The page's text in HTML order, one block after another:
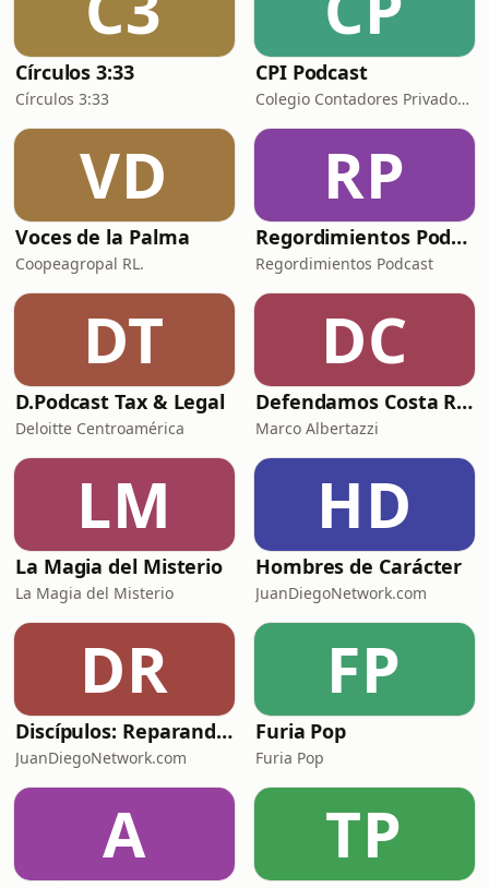
una invitación muy importante a un
conci
Círculos 3:33
Círculos 3:33
CPI Podcast
Colegio Contadores Privados de Costa Rica
VD
Voces de la Palma
Coopeagropal RL.
RP
Regordimientos Podcast
Regordimientos Podcast
DT
D.Podcast Tax & Legal
Deloitte Centroamérica
DC
Defendamos Costa Rica
Marco Albertazzi
LM
La Magia del Misterio
La Magia del Misterio
HD
Hombres de Carácter
JuanDiegoNetwork.com
DR
Discípulos: Reparando las redes con Luis Diego Carranza
JuanDiegoNetwork.com
FP
Furia Pop
Furia Pop
A TP